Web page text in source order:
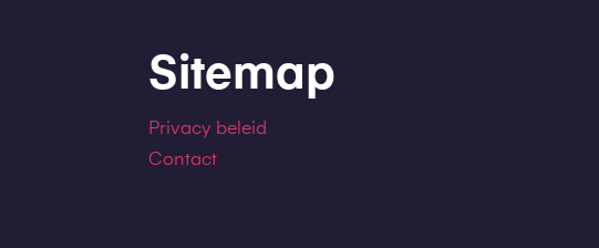
Sitemap
Privacy beleid
Contact